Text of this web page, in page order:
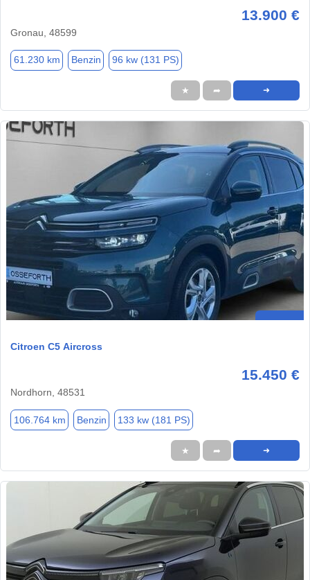
13.900 €
Gronau, 48599
61.230 km Benzin 96 kw (131 PS)
★ ➦ ➜
Citroen C5 Aircross
15.450 €
Nordhorn, 48531
106.764 km Benzin 133 kw (181 PS)
★ ➦ ➜